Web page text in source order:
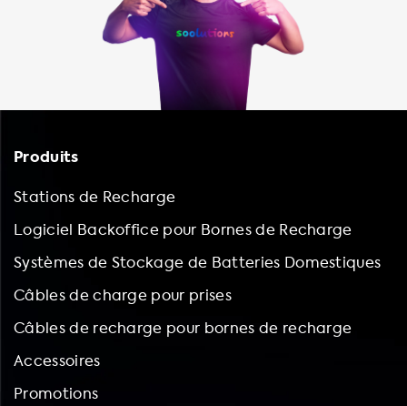
Produits
Stations de Recharge
Logiciel Backoffice pour Bornes de Recharge
Systèmes de Stockage de Batteries Domestiques
Câbles de charge pour prises
Câbles de recharge pour bornes de recharge
Accessoires
Promotions